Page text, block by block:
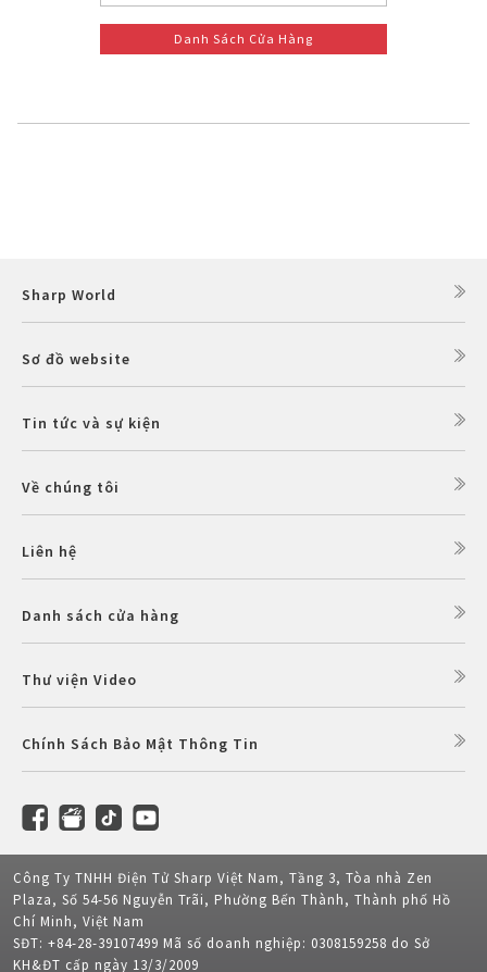
Danh Sách Cửa Hàng
Sharp World
Sơ đồ website
Tin tức và sự kiện
Về chúng tôi
Liên hệ
Danh sách cửa hàng
Thư viện Video
Chính Sách Bảo Mật Thông Tin
Công Ty TNHH Điện Tử Sharp Việt Nam, Tầng 3, Tòa nhà Zen
Plaza, Số 54-56 Nguyễn Trãi, Phường Bến Thành, Thành phố Hồ
Chí Minh, Việt Nam
SĐT: +84-28-39107499 Mã số doanh nghiệp: 0308159258 do Sở
KH&ĐT cấp ngày 13/3/2009